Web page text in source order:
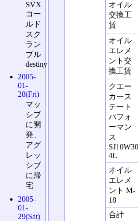
オイル
交換工
賃
オイル
エレメ
ント交
換工賃
クエー
カース
テート
パフォ
ーマン
ス
SJ10W30
4L
オイル
エレメ
ント M-
18
合計
SVX
コー
ルド
スク
ラン
ブル
destiny
2005-
01-
28(Fri)
マッ
シブ
に開
発、
アグ
レッ
シブ
に帰
宅
2005-
01-
29(Sat)